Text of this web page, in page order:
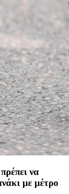
να
με μέτρο